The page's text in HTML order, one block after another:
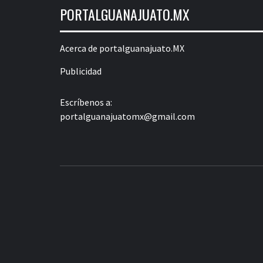
PORTALGUANAJUATO.MX
Acerca de portalguanajuato.MX
Publicidad
Escríbenos a:
portalguanajuatomx@gmail.com